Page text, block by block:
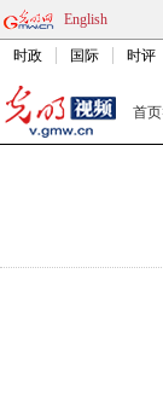
English
时政 国际 时评
首页